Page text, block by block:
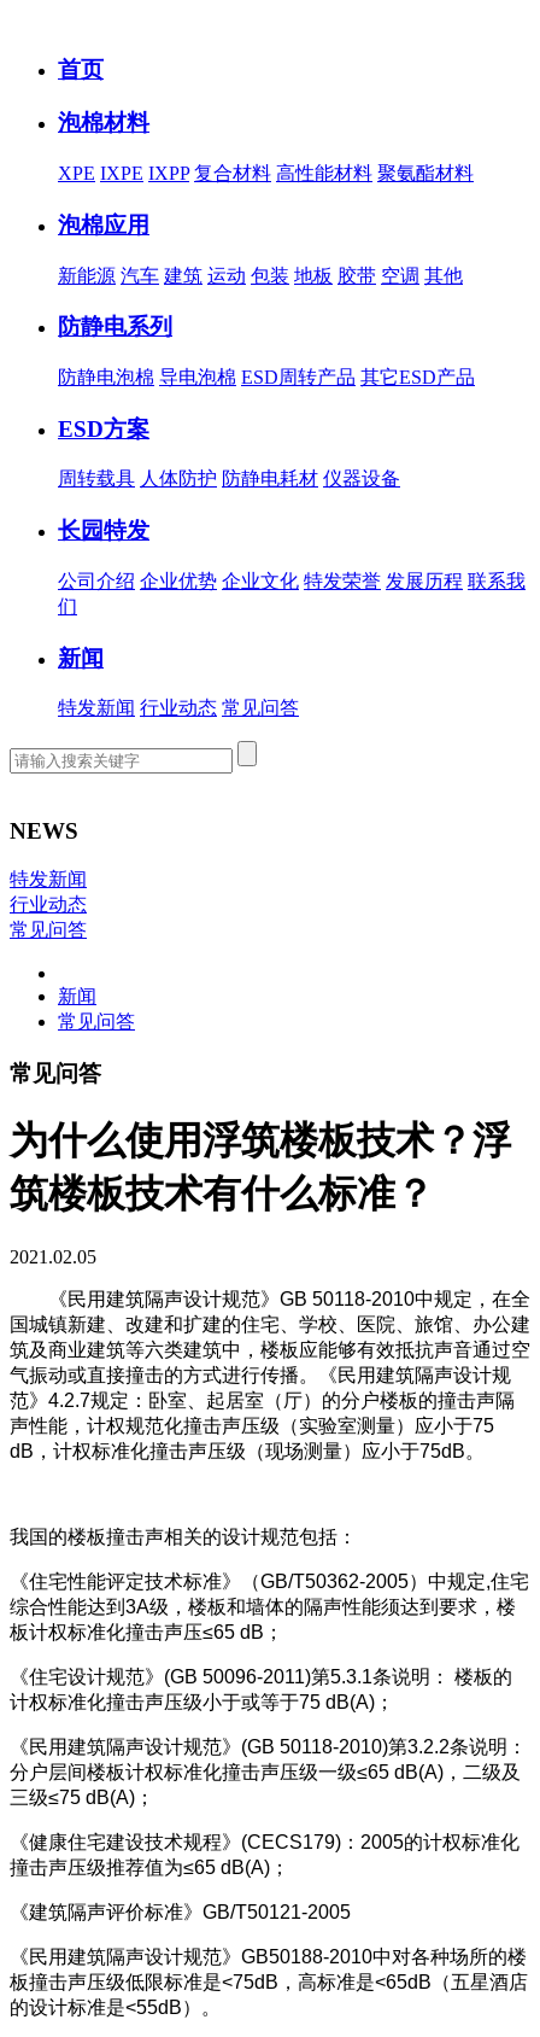
首页
泡棉材料
XPE IXPE IXPP 复合材料 高性能材料 聚氨酯材料
泡棉应用
新能源 汽车 建筑 运动 包装 地板 胶带 空调 其他
防静电系列
防静电泡棉 导电泡棉 ESD周转产品 其它ESD产品
ESD方案
周转载具 人体防护 防静电耗材 仪器设备
长园特发
公司介绍 企业优势 企业文化 特发荣誉 发展历程 联系我
们
新闻
特发新闻 行业动态 常见问答
NEWS
特发新闻
行业动态
常见问答
新闻
常见问答
常见问答
为什么使用浮筑楼板技术？浮
筑楼板技术有什么标准？
2021.02.05
《民用建筑隔声设计规范》GB 50118-2010中规定，在全
国城镇新建、改建和扩建的住宅、学校、医院、旅馆、办公建
筑及商业建筑等六类建筑中，楼板应能够有效抵抗声音通过空
气振动或直接撞击的方式进行传播。《民用建筑隔声设计规
范》4.2.7规定：卧室、起居室（厅）的分户楼板的撞击声隔
声性能，计权规范化撞击声压级（实验室测量）应小于75
dB，计权标准化撞击声压级（现场测量）应小于75dB。
我国的楼板撞击声相关的设计规范包括：
《住宅性能评定技术标准》（GB/T50362-2005）中规定,住宅
综合性能达到3A级，楼板和墙体的隔声性能须达到要求，楼
板计权标准化撞击声压≤65 dB；
《住宅设计规范》(GB 50096-2011)第5.3.1条说明： 楼板的
计权标准化撞击声压级小于或等于75 dB(A)；
《民用建筑隔声设计规范》(GB 50118-2010)第3.2.2条说明：
分户层间楼板计权标准化撞击声压级一级≤65 dB(A)，二级及
三级≤75 dB(A)；
《健康住宅建设技术规程》(CECS179)：2005的计权标准化
撞击声压级推荐值为≤65 dB(A)；
《建筑隔声评价标准》GB/T50121-2005
《民用建筑隔声设计规范》GB50188-2010中对各种场所的楼
板撞击声压级低限标准是<75dB，高标准是<65dB（五星酒店
的设计标准是<55dB）。